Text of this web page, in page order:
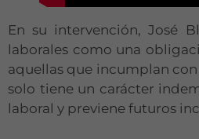
En su intervención, José
laborales como una
aquellas que incumplan
solo tiene un carácter
laboral y previene futuros